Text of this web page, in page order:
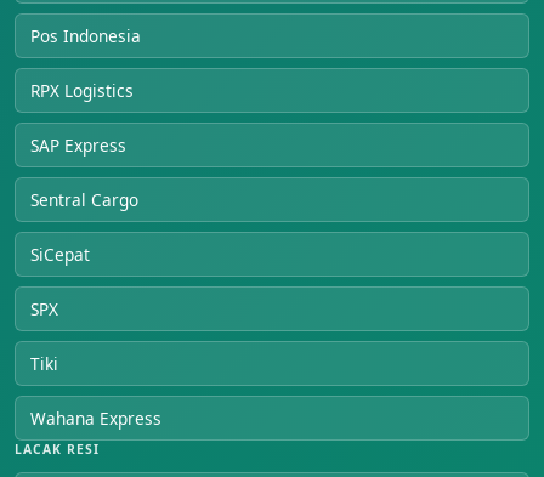
Pos Indonesia
RPX Logistics
SAP Express
Sentral Cargo
SiCepat
SPX
Tiki
Wahana Express
LACAK RESI